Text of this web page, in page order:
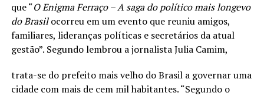
que “O Enigma Ferraço – A saga do político mais longevo
do Brasilocorreu em um evento que reuniu amigos,
familiares, lideranças políticas e secretários da atual
gestão”. Segundo lembrou a jornalista Julia Camim,
trata-se do prefeito mais velho do Brasil a governar uma
cidade com mais de cem mil habitantes. “Segundo o